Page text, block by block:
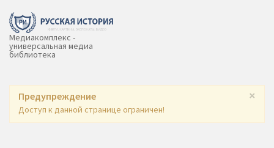
Медиакомплекс -
универсальная медиа
библиотека
×
Предупреждение
Доступ к данной странице ограничен!